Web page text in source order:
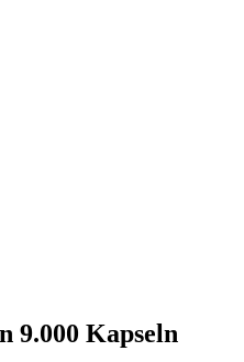
9.000 Kapseln